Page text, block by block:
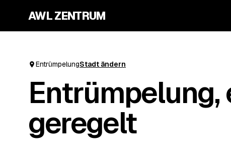
AWL ZENTRUM
EntrümpelungStadt ändern
Entrümpelung,
geregelt